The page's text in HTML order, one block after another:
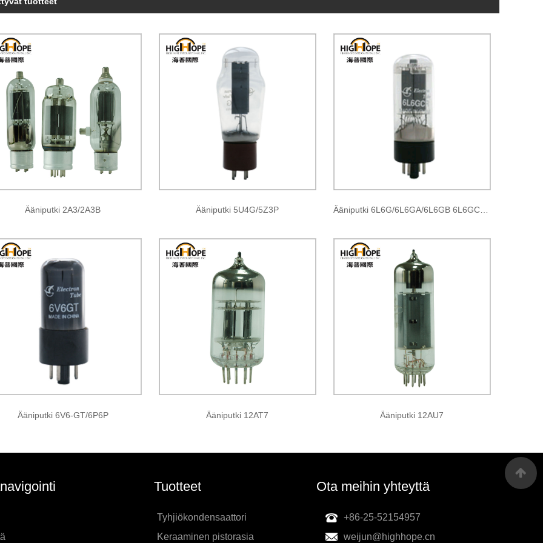
Ääniputki 2A3/2A3B Ääniputki 5U4G/5Z3P Ääniputki 6L6G/6L6GA/6L6GB 6L6GC/5881
Ääniputki 6V6-GT/6P6P Ääniputki 12AT7 Ääniputki 12AU7
Tuotteet
Tyhjiökondensaattori
Keraaminen pistorasia
Ota meihin yhteyttä
+86-25-52154957
weijun@highhope.cn